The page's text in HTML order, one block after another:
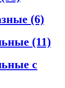
(6)
(11)
с